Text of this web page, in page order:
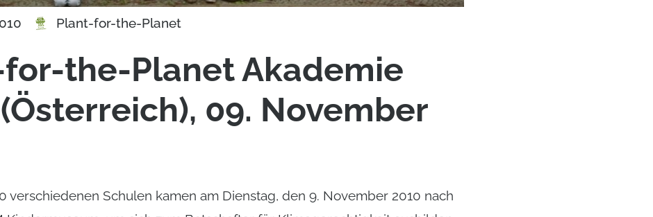
Plant-for-the-Planet
the-Planet Akademie
09. November
verschiedenen Schulen kamen am Dienstag, den 9. November 2010 nach